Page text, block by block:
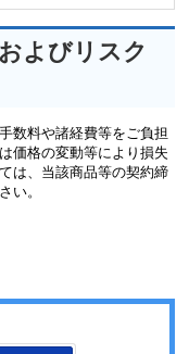
よびリスク
数料や諸経費等をご負担
価格の変動等により損失
は、当該商品等の契約締
い。